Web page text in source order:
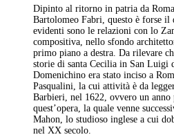
Dipinto al ritorno in patria da
Bartolomeo Fabri, questo è forse
evidenti sono le relazioni con lo
compositiva, nello sfondo
primo piano a destra. Da rilevare
storie di santa Cecilia in San Luigi
Domenichino era stato inciso a
Pasqualini, la cui attività è da
Barbieri, nel 1622, ovvero un anno
quest’opera, la quale venne
Mahon, lo studioso inglese a cui
nel XX secolo.